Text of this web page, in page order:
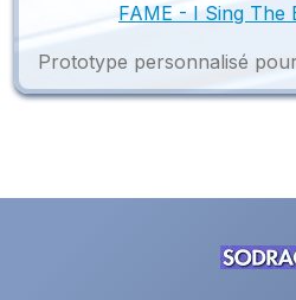
FAME - I Sing The
Prototype personnalisé